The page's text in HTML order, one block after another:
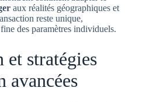
aux réalités géographiques et
reste unique,
des paramètres individuels.
et stratégies
avancées